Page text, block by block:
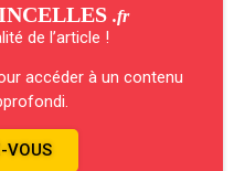
.fr
de l’article !
accéder à un contenu
VOUS